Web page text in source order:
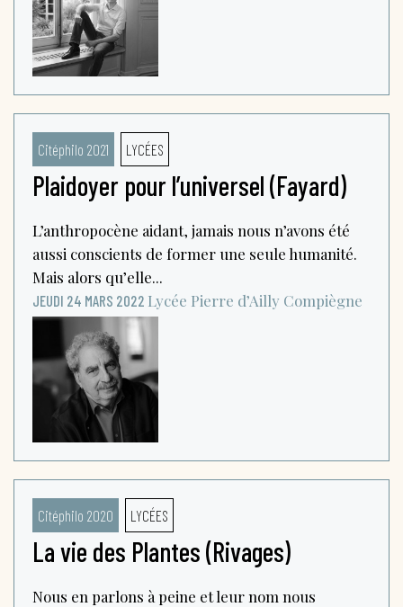
Citéphilo 2021 LYCÉES
Plaidoyer pour l’universel (Fayard)
L’anthropocène aidant, jamais nous n’avons été
aussi conscients de former une seule humanité.
Mais alors qu’elle...
JEUDI 24 MARS 2022 Lycée Pierre d’Ailly Compiègne
Citéphilo 2020 LYCÉES
La vie des Plantes (Rivages)
Nous en parlons à peine et leur nom nous